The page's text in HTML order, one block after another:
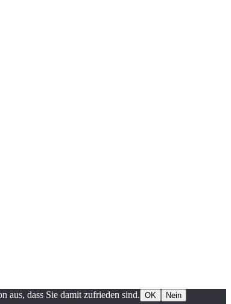
aus, dass Sie damit zufrieden sind. OK
Nein